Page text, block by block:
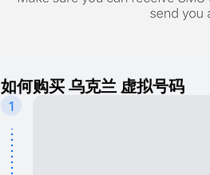
如何购买 乌克兰 虚拟号码
1